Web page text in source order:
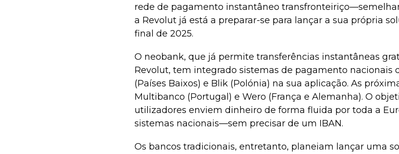
rede de pagamento instantâneo
a Revolut já está a preparar-se para lançar a sua própria
final de 2025.
O neobank, que já permite transferências instantâneas
Revolut, tem integrado sistemas de pagamento nacionais
(Países Baixos) e Blik (Polónia) na sua aplicação. As
Multibanco (Portugal) e Wero (França e Alemanha). O
utilizadores enviem dinheiro de forma fluida por toda a
sistemas nacionais—sem precisar de um IBAN.
Os bancos tradicionais, entretanto, planeiam lançar uma